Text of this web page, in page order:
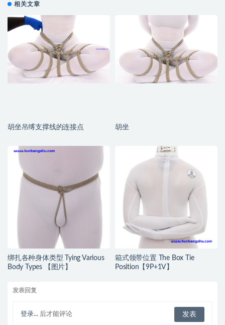
相关文章
胡坐吊缚支撑线的连接点 胡坐
绑扎各种身体类型 Tying Various
Body Types 【图片】
箱式领带位置 The Box Tie
Position【9P+1V】
发表回复
登录... 后才能评论